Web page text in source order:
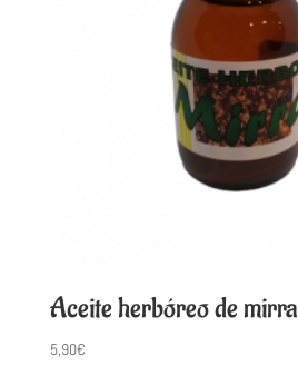
Aceite herbóreo de mirra
5,90€